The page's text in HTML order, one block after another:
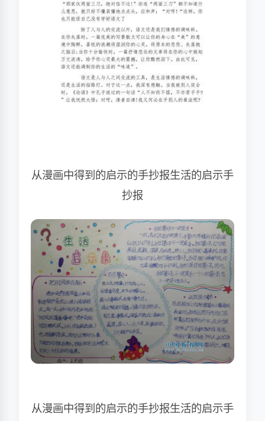
从漫画中得到的启示的手抄报生活的启示手
抄报
从漫画中得到的启示的手抄报生活的启示手